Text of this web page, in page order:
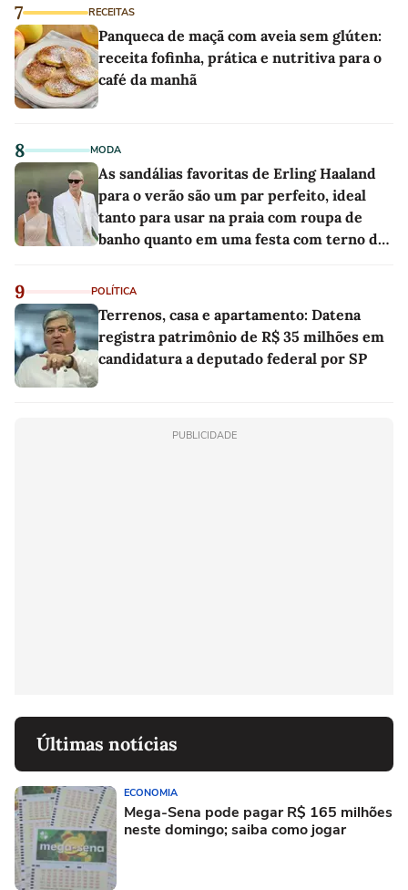
7 RECEITAS
Panqueca de maçã com aveia sem glúten:
receita fofinha, prática e nutritiva para o
café da manhã
8 MODA
As sandálias favoritas de Erling Haaland
para o verão são um par perfeito, ideal
tanto para usar na praia com roupa de
banho quanto em uma festa com terno de
9 POLÍTICA
Terrenos, casa e apartamento: Datena
registra patrimônio de R$ 35 milhões em
candidatura a deputado federal por SP
PUBLICIDADE
Últimas notícias
ECONOMIA
Mega-Sena pode pagar R$ 165 milhões
neste domingo; saiba como jogar